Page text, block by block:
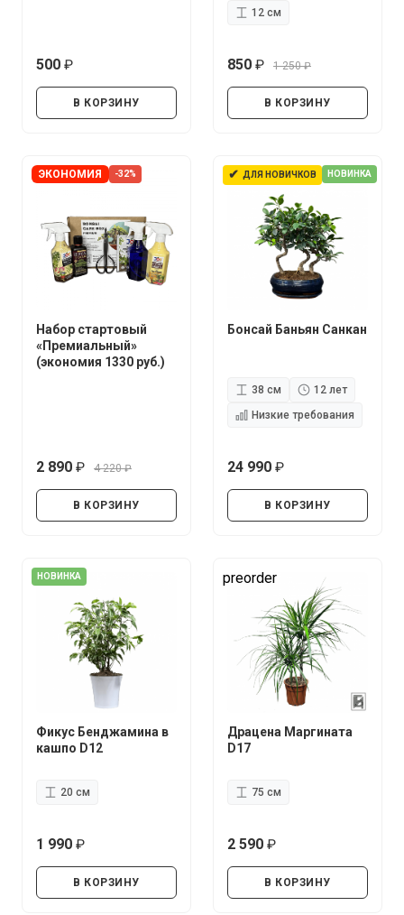
500
В КОРЗИНУ
12 см
850
1 250
В КОРЗИНУ
ЭКОНОМИЯ -32%
Набор стартовый
«Премиальный»
(экономия 1330 руб.)
2 890
4 220
В КОРЗИНУ
✔ ДЛЯ НОВИЧКОВ НОВИНКА
Бонсай Баньян Санкан
38 см
12 лет
Низкие требования
24 990
В КОРЗИНУ
НОВИНКА
Фикус Бенджамина в
кашпо D12
20 см
1 990
В КОРЗИНУ
preorder
Драцена Маргината
D17
75 см
2 590
В КОРЗИНУ